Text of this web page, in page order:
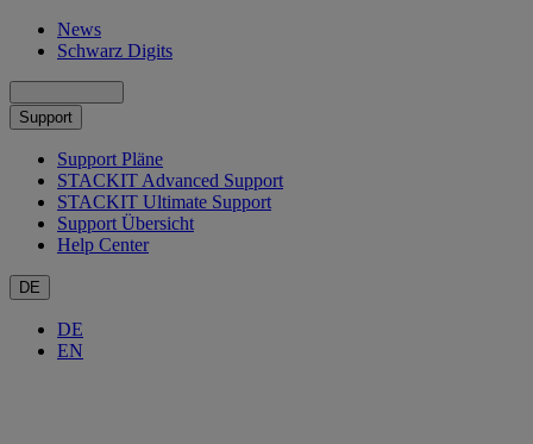
News
Schwarz Digits
Support
Support Pläne
STACKIT Advanced Support
STACKIT Ultimate Support
Support Übersicht
Help Center
DE
DE
EN